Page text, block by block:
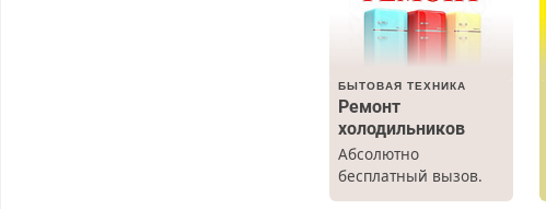
БЫТОВАЯ ТЕХНИКА
Ремонт
холодильников
Абсолютно
бесплатный вызов.
Ремонт